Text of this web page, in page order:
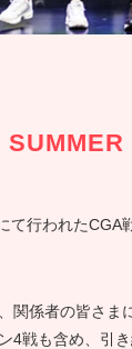
て行われたCGA
関係者の皆さま
4戦も含め、引